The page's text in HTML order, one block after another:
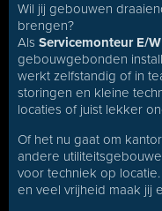
Wil jij gebouwen
brengen?
Als Servicemonteur E/W
gebouwgebonden
werkt zelfstandig of in
storingen en kleine
locaties of juist lekker
Of het nu gaat om
andere
voor techniek op
en veel vrijheid maak jij